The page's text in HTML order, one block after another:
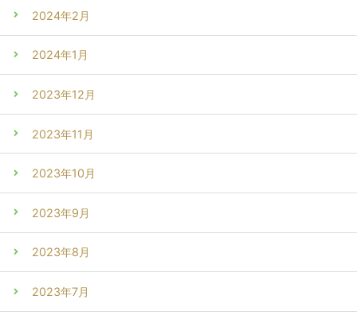
2024年2月
2024年1月
2023年12月
2023年11月
2023年10月
2023年9月
2023年8月
2023年7月